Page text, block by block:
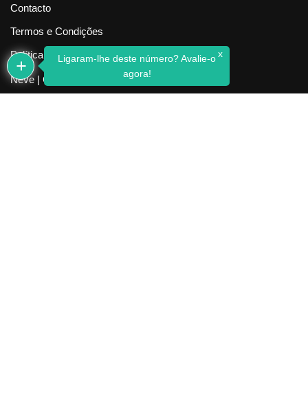
Contacto
Termos e Condições
Política de Privacidade
Neve| Criado com WordPress
Ligaram-lhe deste número? Avalie-o
agora!
x